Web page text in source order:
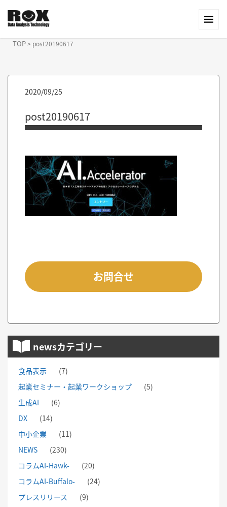
TOP> post20190617
2020/09/25
post20190617
お問合せ
newsカテゴリー
食品表示
(7)
起業セミナー・起業ワークショップ
(5)
生成AI
(6)
DX
(14)
中小企業
(11)
NEWS
(230)
コラムAI-Hawk-
(20)
コラムAI-Buffalo-
(24)
プレスリリース
(9)